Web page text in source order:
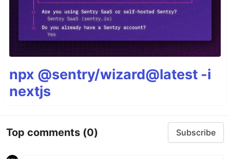
npx @sentry/wizard@latest -i
nextjs
Top comments (0) Subscribe